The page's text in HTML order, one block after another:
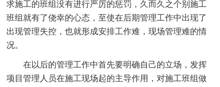
求施工的班组没有进行严厉的惩罚，久而久之个别施工
班组就有了侥幸的心态，至使在后期管理工作中出现了
出现管理失控，也就形成安排工作难，现场管理难的情
况。
在以后的管理工作中首先要明确自己的立场，发挥
项目管理人员在施工现场起的主导作用，对施工班组做